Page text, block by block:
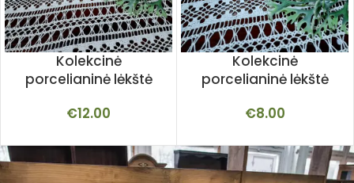
Kolekcinė
porcelianinė lėkštė
€12.00
Kolekcinė
porcelianinė lėkštė
€8.00